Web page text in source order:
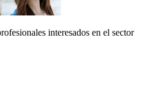
interesados en el sector